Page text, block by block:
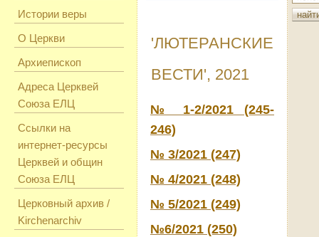
Истории веры
О Церкви
Архиепископ
Адреса Церквей
Союза ЕЛЦ
Ссылки на
интернет-ресурсы
Церквей и общин
Союза ЕЛЦ
Церковный архив /
Kirchenarchiv
'ЛЮТЕРАНСКИЕ
ВЕСТИ', 2021
№ 1-2/2021 (245-
246)
№ 3/2021 (247)
№ 4/2021 (248)
№ 5/2021 (249)
№6/2021 (250)